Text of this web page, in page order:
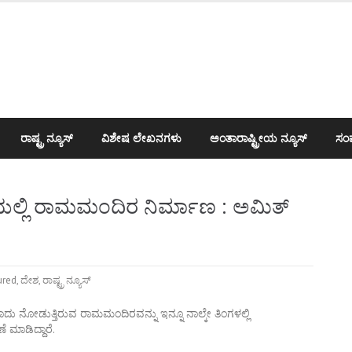
ರಾಷ್ಟ್ರ ನ್ಯೂಸ್ ವಿಶೇಷ ಲೇಖನಗಳು ಅಂತಾರಾಷ್ಟ್ರೀಯ ನ್ಯೂಸ್
ರಾಮಮಂದಿರ ನಿರ್ಮಾಣ : ಅಮಿತ್
,ದೇಶ,ರಾಷ್ಟ್ರ ನ್ಯೂಸ್
ರಾಮಮಂದಿರವನ್ನು ಇನ್ನೂ ನಾಲ್ಕೇ ತಿಂಗಳಲ್ಲಿ